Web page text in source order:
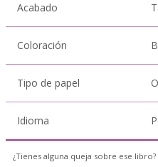
Acabado
Coloración
Tipo de papel
Idioma
¿Tienes alguna queja sobre ese